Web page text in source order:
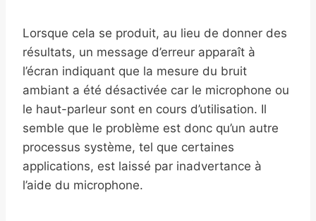
Lorsque cela se produit, au lieu de donner des
résultats, un message d’erreur apparaît à
l’écran indiquant que la mesure du bruit
ambiant a été désactivée car le microphone ou
le haut-parleur sont en cours d’utilisation. Il
semble que le problème est donc qu’un autre
processus système, tel que certaines
applications, est laissé par inadvertance à
l’aide du microphone.